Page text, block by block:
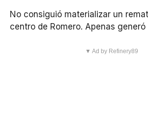
No consiguió materializar un
centro de Romero. Apenas generó
▼ Ad by Refinery89